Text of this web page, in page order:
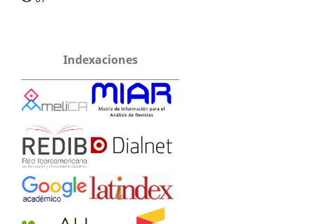
Indexaciones